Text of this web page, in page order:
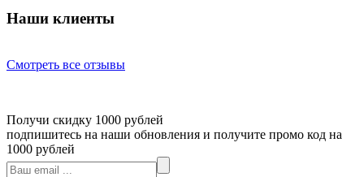
Наши клиенты
Смотреть все отзывы
Получи скидку 1000 рублей
подпишитесь на наши обновления и получите промо код на
1000 рублей